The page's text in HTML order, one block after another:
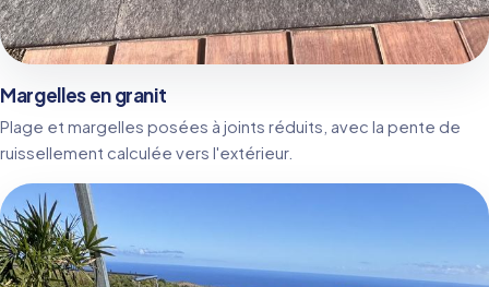
Margelles en granit
Plage et margelles posées à joints réduits, avec la pente de
ruissellement calculée vers l'extérieur.